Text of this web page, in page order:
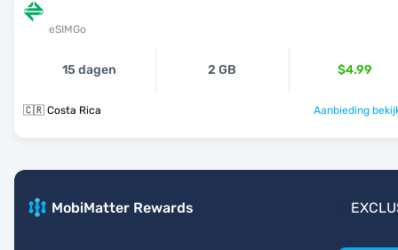
eSIMGo
15 dagen 2 GB $4.99
🇨🇷 Costa Rica Aanbieding
MobiMatter Rewards